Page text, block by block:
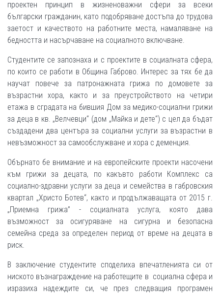
проектен принцип в жизненоважни сфери за всеки
български гражданин, като подобряване достъпа до трудова
заетост и качеството на работните места, намаляване на
бедността и насърчаване на социалното включване.
Студентите се запознаха и с проектите в социалната сфера,
по които се работи в Община Габрово. Интерес за тях бе да
научат повече за патронажната грижа по домовете за
възрастни хора, както и за преустройството на четири
етажа в сградата на бившия Дом за медико-социални грижи
за деца в кв. „Велчевци“ (дом „Майка и дете“) с цел да бъдат
създадени два центъра за социални услуги за възрастни в
невъзможност за самообслужване и хора с деменция.
Обърнато бе внимание и на европейските проекти насочени
към грижи за децата, по какъвто работи Комплекс са
социално-здравни услуги за деца и семейства в габровския
квартал „Христо Ботев“, както и продължаващата от 2015 г.
„Приемна грижа” - социалната услуга, която дава
възможност за осигуряване на сигурна и безопасна
семейна среда за определен период от време на децата в
риск.
В заключение студентите споделиха впечатленията си от
ниското възнаграждение на работещите в социална сфера и
изразиха надеждите си, че през следващия програмен